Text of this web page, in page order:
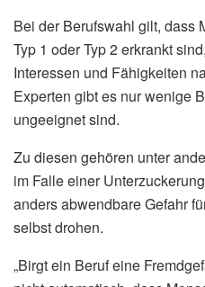
Bei der Berufswahl gilt, dass
Typ 1 oder Typ 2 erkrankt
Interessen und Fähigkeiten
Experten gibt es nur wenige
ungeeignet sind.
Zu diesen gehören unter
im Falle einer
anders abwendbare Gefahr
selbst drohen.
„Birgt ein Beruf eine